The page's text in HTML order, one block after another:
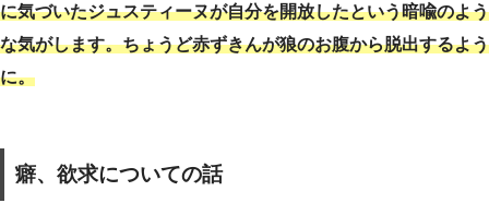
に気づいたジュスティーヌが自分を開放したという暗喩のよう
な気がします。ちょうど赤ずきんが狼のお腹から脱出するよう
に。
癖、欲求についての話